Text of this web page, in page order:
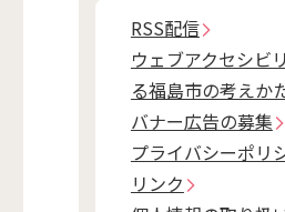
RSS配信
ウェブアクセシビ
る福島市の考えか
バナー広告の募集
プライバシーポリ
リンク